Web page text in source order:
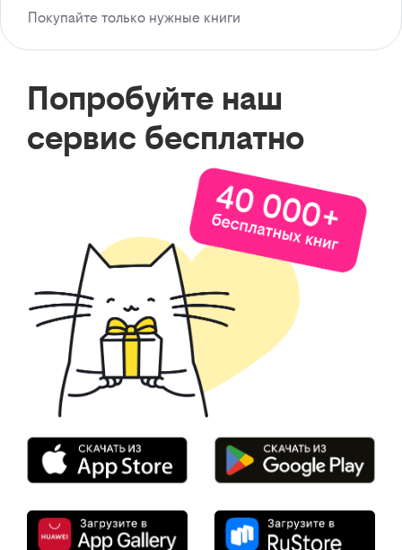
Покупайте только нужные книги
Попробуйте наш
сервис бесплатно